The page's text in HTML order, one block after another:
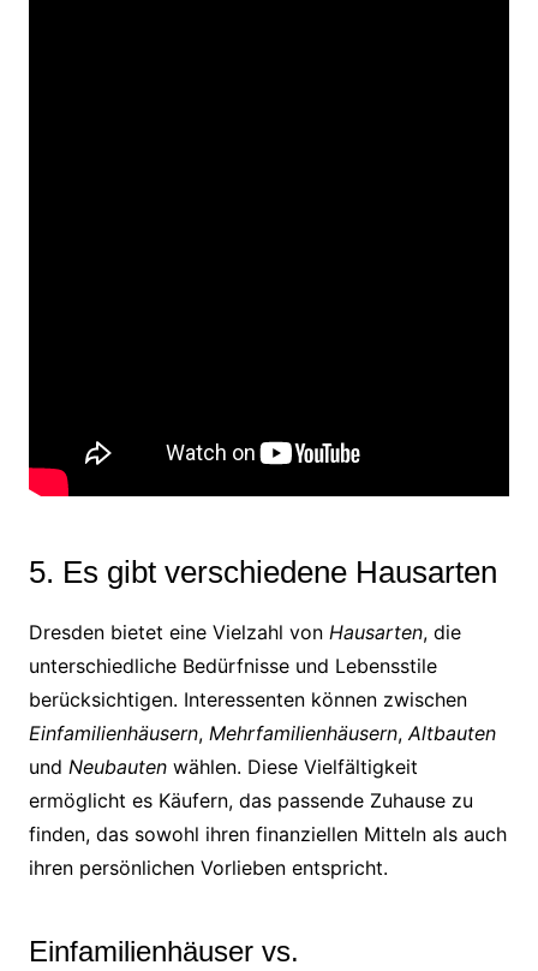
5. Es gibt verschiedene Hausarten
Dresden bietet eine Vielzahl von Hausarten, die
unterschiedliche Bedürfnisse und Lebensstile
berücksichtigen. Interessenten können zwischen
Einfamilienhäusern, Mehrfamilienhäusern,Altbauten
und Neubautenwählen. Diese Vielfältigkeit
ermöglicht es Käufern, das passende Zuhause zu
finden, das sowohl ihren finanziellen Mitteln als auch
ihren persönlichen Vorlieben entspricht.
Einfamilienhäuser vs.